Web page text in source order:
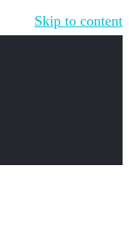
Skip to content